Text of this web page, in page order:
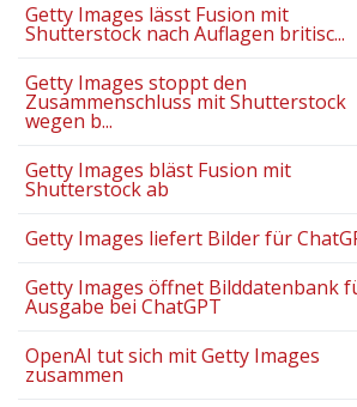
Getty Images lässt Fusion mit
Shutterstock nach Auflagen britisc...
Getty Images stoppt den
Zusammenschluss mit Shutterstock
wegen b...
Getty Images bläst Fusion mit
Shutterstock ab
Getty Images liefert Bilder für
Getty Images öffnet Bilddatenbank
Ausgabe bei ChatGPT
OpenAI tut sich mit Getty Images
zusammen